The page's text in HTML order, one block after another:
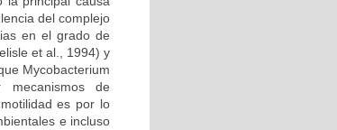
del complejo
en el grado de
et al., 1994) y
Mycobacterium
de
es por lo
e incluso